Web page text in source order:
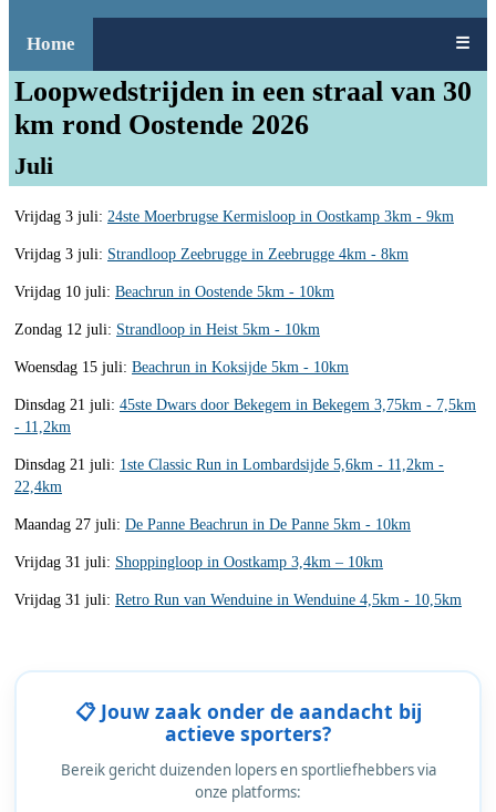
Home ☰
Loopwedstrijden in een straal van 30
km rond Oostende 2026
Juli
Vrijdag 3 juli: 24ste Moerbrugse Kermisloop in Oostkamp 3km - 9km
Vrijdag 3 juli: Strandloop Zeebrugge in Zeebrugge 4km - 8km
Vrijdag 10 juli: Beachrun in Oostende 5km - 10km
Zondag 12 juli: Strandloop in Heist 5km - 10km
Woensdag 15 juli: Beachrun in Koksijde 5km - 10km
Dinsdag 21 juli: 45ste Dwars door Bekegem in Bekegem 3,75km - 7,5km
- 11,2km
Dinsdag 21 juli: 1ste Classic Run in Lombardsijde 5,6km - 11,2km -
22,4km
Maandag 27 juli: De Panne Beachrun in De Panne 5km - 10km
Vrijdag 31 juli: Shoppingloop in Oostkamp 3,4km – 10km
Vrijdag 31 juli: Retro Run van Wenduine in Wenduine 4,5km - 10,5km
📋 Jouw zaak onder de aandacht bij
actieve sporters?
Bereik gericht duizenden lopers en sportliefhebbers via
onze platforms: